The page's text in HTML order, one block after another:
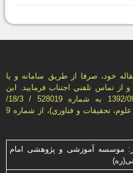
خود، صرفا از طريق سامانه و يا
از تماس تلفني اجتناب فرماييد. اين
فصل‌نامه، بر اساس نامه مورخ 1392/09/20 به شماره 528019 / 18/3/
كميسيون نشريات علمی كشور (وزارت علوم، تحقيقات و فناوري)، از شماره 9
موسسه آموزشی و پژوهشی امام